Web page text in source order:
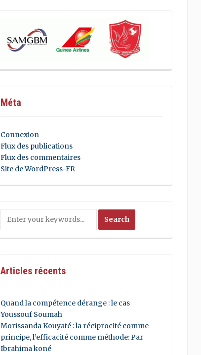
Méta
Connexion
Flux des publications
Flux des commentaires
Site de WordPress-FR
Articles récents
Quand la compétence dérange : le cas
Youssouf Soumah
Morissanda Kouyaté : la réciprocité comme
principe, l’efficacité comme méthode: Par
Ibrahima koné